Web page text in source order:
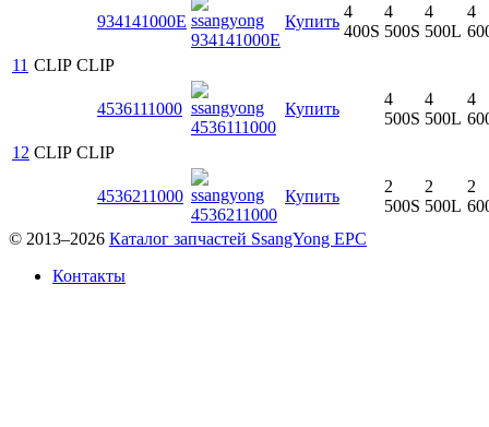
934141000E Купить
4
400S
4
500S
4
500L
4
11 CLIP CLIP
4536111000 Купить
4
500S
4
500L
4
12 CLIP CLIP
4536211000 Купить
2
500S
2
500L
2
© 2013–2026 Каталог запчастей SsangYong EPC
Контакты